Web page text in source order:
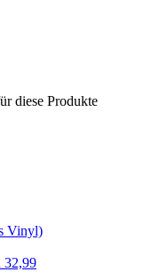
diese Produkte
Vinyl)
32,99